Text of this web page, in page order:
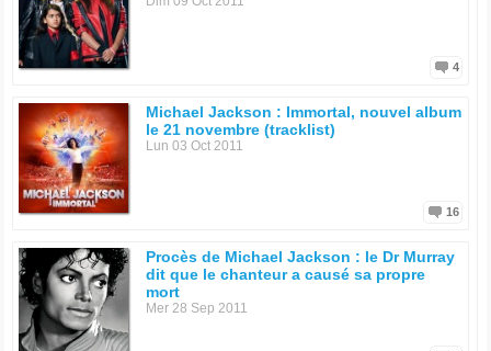
4
Michael Jackson : Immortal, nouvel album
le 21 novembre (tracklist)
Lun 03 Oct 2011
16
Procès de Michael Jackson : le Dr Murray
dit que le chanteur a causé sa propre
mort
Mer 28 Sep 2011